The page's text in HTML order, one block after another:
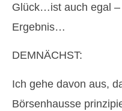
Glück…ist auch egal
Ergebnis…
DEMNÄCHST:
Ich gehe davon aus,
Börsenhausse